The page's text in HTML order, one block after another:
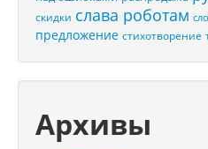
скидки слава роботам
предложение стихотворение
Архивы